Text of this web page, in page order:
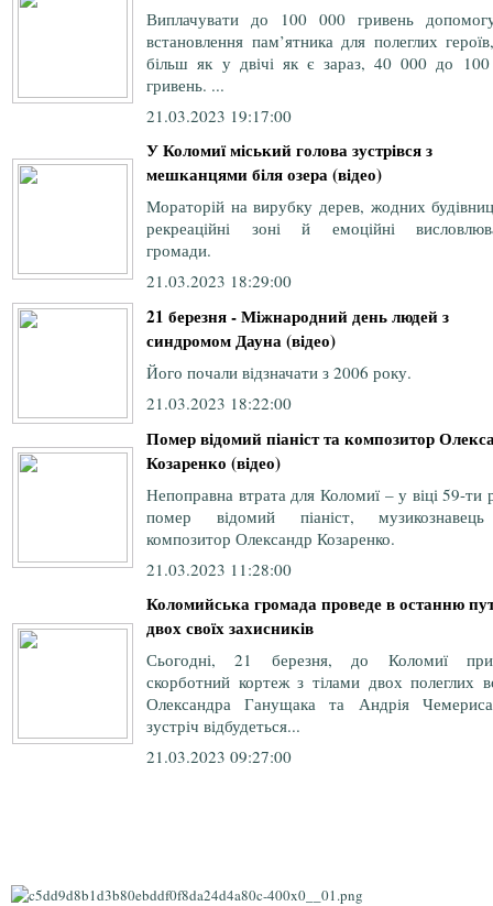
Виплачувати до 100 000 гривень
встановлення пам’ятника для полеглих
більш як у двічі як є зараз, 40 000 до
гривень. ...
21.03.2023 19:17:00
У Коломиї міський голова зустрівся з
мешканцями біля озера (відео)
Мораторій на вирубку дерев, жодних
рекреаційні зоні й емоційні
громади.
21.03.2023 18:29:00
21 березня - Міжнародний день людей з
синдромом Дауна (відео)
Його почали відзначати з 2006 року.
21.03.2023 18:22:00
Помер відомий піаніст та композитор
Козаренко (відео)
Непоправна втрата для Коломиї – у віці 59-ти
помер відомий піаніст,
композитор Олександр Козаренко.
21.03.2023 11:28:00
Коломийська громада проведе в останню
двох своїх захисників
Сьогодні, 21 березня, до Коломиї
скорботний кортеж з тілами двох полеглих
Олександра Ганущака та Андрія
зустріч відбудеться...
21.03.2023 09:27:00